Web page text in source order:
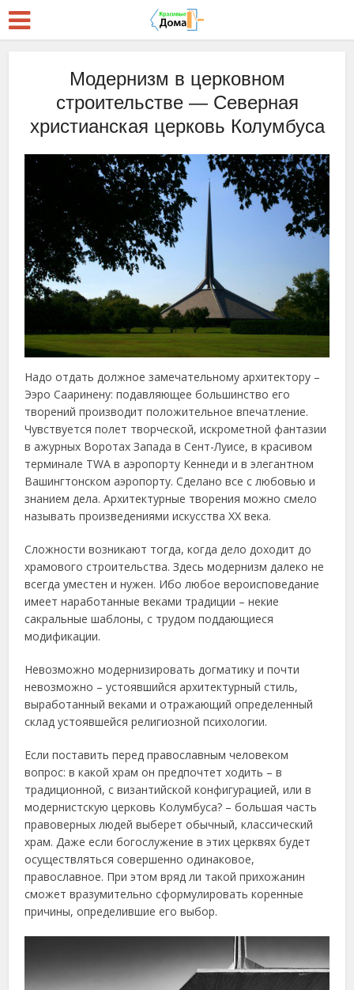
Модернизм в церковном
строительстве — Северная
христианская церковь Колумбуса
Надо отдать должное замечательному архитектору –
Ээро Сааринену: подавляющее большинство его
творений производит положительное впечатление.
Чувствуется полет творческой, искрометной фантазии
в ажурных Воротах Запада в Сент-Луисе, в красивом
терминале TWA в аэропорту Кеннеди и в элегантном
Вашингтонском аэропорту. Сделано все с любовью и
знанием дела. Архитектурные творения можно смело
называть произведениями искусства ХХ века.
Сложности возникают тогда, когда дело доходит до
храмового строительства. Здесь модернизм далеко не
всегда уместен и нужен. Ибо любое вероисповедание
имеет наработанные веками традиции – некие
сакральные шаблоны, с трудом поддающиеся
модификации.
Невозможно модернизировать догматику и почти
невозможно – устоявшийся архитектурный стиль,
выработанный веками и отражающий определенный
склад устоявшейся религиозной психологии.
Если поставить перед православным человеком
вопрос: в какой храм он предпочтет ходить – в
традиционной, с византийской конфигурацией, или в
модернистскую церковь Колумбуса? – большая часть
правоверных людей выберет обычный, классический
храм. Даже если богослужение в этих церквях будет
осуществляться совершенно одинаковое,
православное. При этом вряд ли такой прихожанин
сможет вразумительно сформулировать коренные
причины, определившие его выбор.